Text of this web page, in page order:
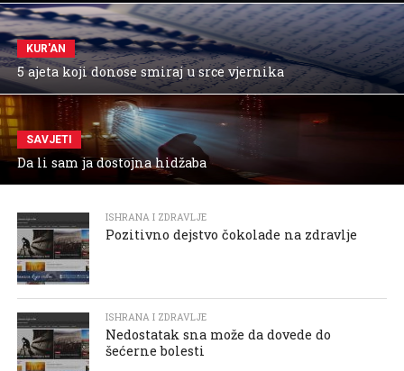
KUR'AN
5 ajeta koji donose smiraj u srce vjernika
SAVJETI
Da li sam ja dostojna hidžaba
ISHRANA I ZDRAVLJE
Pozitivno dejstvo čokolade na zdravlje
ISHRANA I ZDRAVLJE
Nedostatak sna može da dovede do
šećerne bolesti